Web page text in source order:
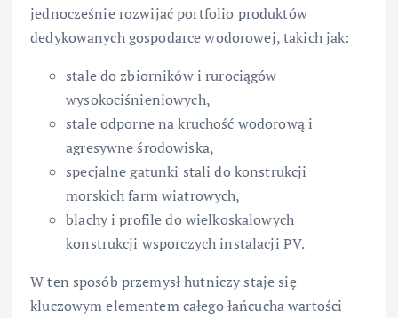
jednocześnie rozwijać portfolio produktów
dedykowanych gospodarce wodorowej, takich jak:
stale do zbiorników i rurociągów
wysokociśnieniowych,
stale odporne na kruchość wodorową i
agresywne środowiska,
specjalne gatunki stali do konstrukcji
morskich farm wiatrowych,
blachy i profile do wielkoskalowych
konstrukcji wsporczych instalacji PV.
W ten sposób przemysł hutniczy staje się
kluczowym elementem całego łańcucha wartości